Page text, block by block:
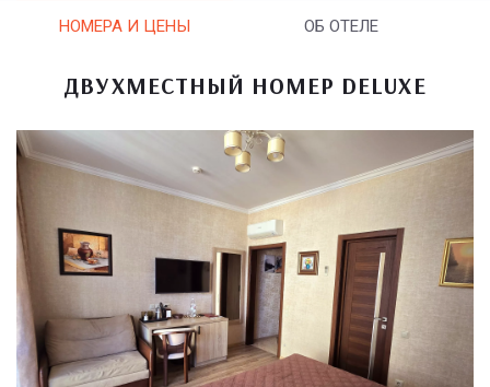
НОМЕРА И ЦЕНЫ ОБ ОТЕЛЕ
ДВУХМЕСТНЫЙ НОМЕР DELUXE